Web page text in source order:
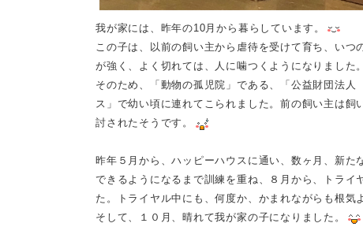
我が家には、昨年の10月から暮らしています。
この子は、以前の飼い主から虐待を受けて育ち、い
が強く、よく切れては、人に噛つくようになりました
そのため、「動物の孤児院」である、「公益財団法
ス」で幼い頃に連れてこられました。前の飼い主は
討されたそうです。
昨年５月から、ハッピーハウスに通い、数ヶ月、新
できるようになるまで訓練を重ね、８月から、トライ
た。トライヤル中にも、何度か、かまれながらも根
そして、１０月、晴れて我が家の子になりました。